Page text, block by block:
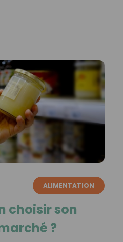
ALIMENTATION
choisir son
?